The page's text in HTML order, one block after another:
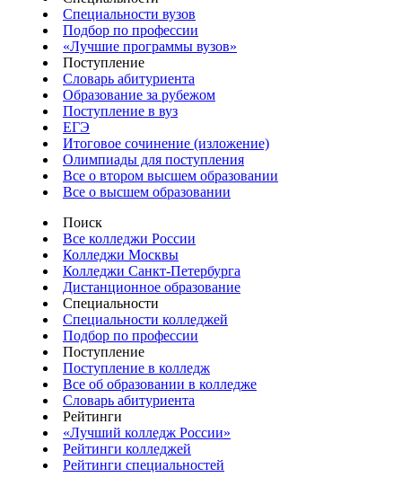
Специальности вузов
Подбор по профессии
«Лучшие программы вузов»
Поступление
Словарь абитуриента
Образование за рубежом
Поступление в вуз
ЕГЭ
Итоговое сочинение (изложение)
Олимпиады для поступления
Все о втором высшем образовании
Все о высшем образовании
Поиск
Все колледжи России
Колледжи Москвы
Колледжи Санкт-Петербурга
Дистанционное образование
Специальности
Специальности колледжей
Подбор по профессии
Поступление
Поступление в колледж
Все об образовании в колледже
Словарь абитуриента
Рейтинги
«Лучший колледж России»
Рейтинги колледжей
Рейтинги специальностей